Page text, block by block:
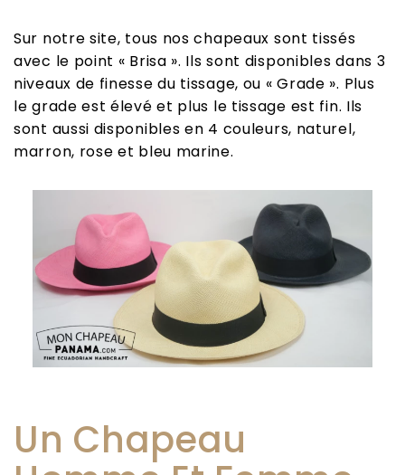
Sur notre site, tous nos chapeaux sont tissés
avec le point « Brisa ». Ils sont disponibles dans 3
niveaux de finesse du tissage, ou « Grade ». Plus
le grade est élevé et plus le tissage est fin. Ils
sont aussi disponibles en 4 couleurs, naturel,
marron, rose et bleu marine.
Un Chapeau